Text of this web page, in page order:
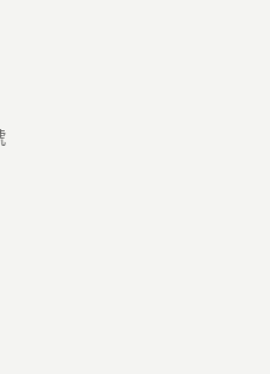
台中市太平區中興路32-2號